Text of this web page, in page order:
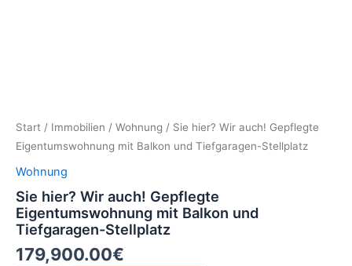
Start / Immobilien / Wohnung / Sie hier? Wir auch! Gepflegte
Eigentumswohnung mit Balkon und Tiefgaragen-Stellplatz
Wohnung
Sie hier? Wir auch! Gepflegte
Eigentumswohnung mit Balkon und
Tiefgaragen-Stellplatz
179,900.00€